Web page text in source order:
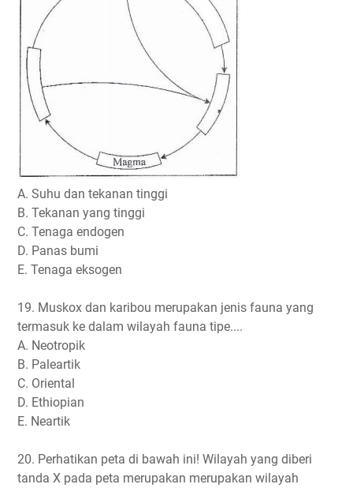
A. Suhu dan tekanan tinggi
B. Tekanan yang tinggi
C. Tenaga endogen
D. Panas bumi
E. Tenaga eksogen
19. Muskox dan karibou merupakan jenis fauna yang
termasuk ke dalam wilayah fauna tipe....
A. Neotropik
B. Paleartik
C. Oriental
D. Ethiopian
E. Neartik
20. Perhatikan peta di bawah ini! Wilayah yang diberi
tanda X pada peta merupakan merupakan wilayah